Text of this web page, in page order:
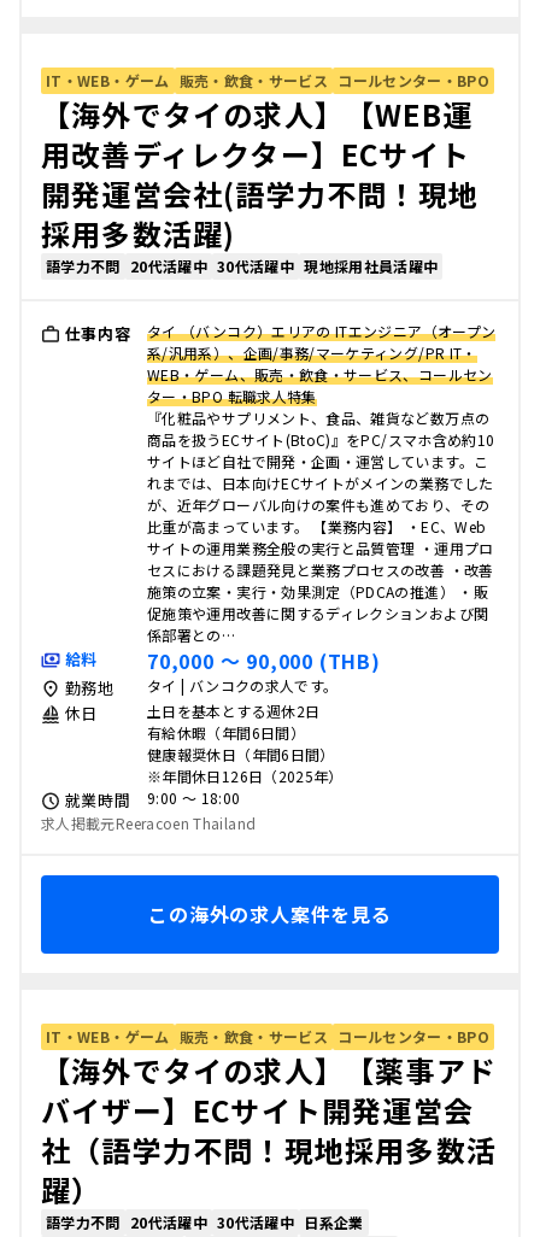
IT・WEB・ゲーム 販売・飲食・サービス コールセンター・BPO
【海外でタイの求人】【WEB運
用改善ディレクター】ECサイト
開発運営会社(語学力不問！現地
採用多数活躍)
語学力不問 20代活躍中 30代活躍中 現地採用社員活躍中
仕事内容
タイ （バンコク）エリアの ITエンジニア（オープン
系/汎用系）、企画/事務/マーケティング/PR IT・
WEB・ゲーム、販売・飲食・サービス、コールセン
ター・BPO 転職求人特集
『化粧品やサプリメント、食品、雑貨など数万点の
商品を扱うECサイト(BtoC)』をPC/スマホ含め約10
サイトほど自社で開発・企画・運営しています。こ
れまでは、日本向けECサイトがメインの業務でした
が、近年グローバル向けの案件も進めており、その
比重が高まっています。 【業務内容】 ・EC、Web
サイトの運用業務全般の実行と品質管理 ・運用プロ
セスにおける課題発見と業務プロセスの改善 ・改善
施策の立案・実行・効果測定（PDCAの推進） ・販
促施策や運用改善に関するディレクションおよび関
係部署との…
給料 70,000 〜 90,000 (THB)
勤務地 タイ | バンコクの求人です。
休日
土日を基本とする週休2日
有給休暇（年間6日間）
健康報奨休日（年間6日間）
※年間休日126日（2025年）
就業時間
9:00 〜 18:00
求人掲載元Reeracoen Thailand
この海外の求人案件を見る
IT・WEB・ゲーム 販売・飲食・サービス コールセンター・BPO
【海外でタイの求人】【薬事アド
バイザー】ECサイト開発運営会
社（語学力不問！現地採用多数活
躍）
語学力不問 20代活躍中 30代活躍中 日系企業